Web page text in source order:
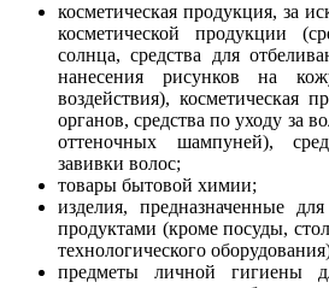
косметическая продукция, за
косметической продукции
солнца, средства для
нанесения рисунков на
воздействия), косметическая
органов, средства по уходу за
оттеночных шампуней),
завивки волос;
товары бытовой химии;
изделия, предназначенные
продуктами (кроме посуды,
технологического
предметы личной гигиены